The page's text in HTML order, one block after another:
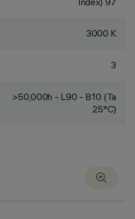
3000 K
3
>50,000h - L90 - B10 (Ta
25°C)